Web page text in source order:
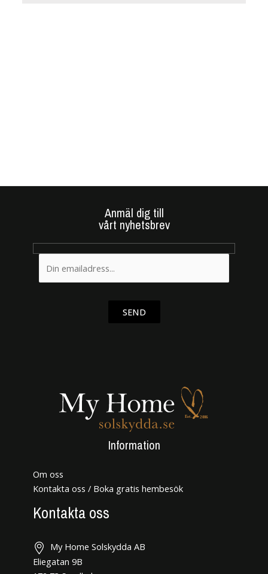
Anmäl dig till
vårt nyhetsbrev
SEND
Information
Om oss
Kontakta oss / Boka gratis hembesök
Kontakta oss
My Home Solskydda AB
Eliegatan 9B